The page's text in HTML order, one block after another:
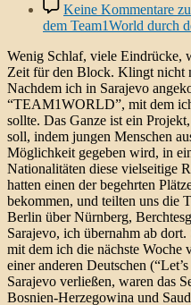
Keine Kommentare
dem Team1World durch
Wenig Schlaf, viele Eindrücke,
Zeit für den Block. Klingt nicht
Nachdem ich in Sarajevo
“TEAM1WORLD”, mit dem
sollte. Das Ganze ist ein
soll, indem jungen Menschen
Möglichkeit gegeben wird, in
Nationalitäten diese vielseitige
hatten einen der begehrten
bekommen, und teilten uns die
Berlin über Nürnberg,
Sarajevo, ich übernahm ab
mit dem ich die nächste
einer anderen Deutschen
Sarajevo verließen, waren das
Bosnien-Herzegowina und